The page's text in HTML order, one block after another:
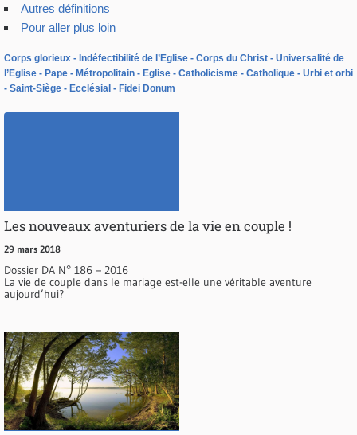
Autres définitions
Pour aller plus loin
Corps glorieux Indéfectibilité de l’Eglise Corps du Christ
Universalité de
l’Eglise
Pape Métropolitain Eglise Catholicisme Catholique
Urbi et orbi
Saint-Siège
Ecclésial Fidei Donum
Les nouveaux aventuriers de la vie en couple !
29 mars 2018
Dossier DA N° 186 – 2016
La vie de couple dans le mariage est-elle une véritable aventure
aujourd’hui?